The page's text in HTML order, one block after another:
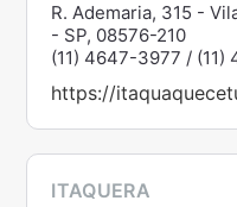
R. Ademaria, 315 -
- SP, 08576-210
(11) 4647-3977 /
https://
ITAQUERA